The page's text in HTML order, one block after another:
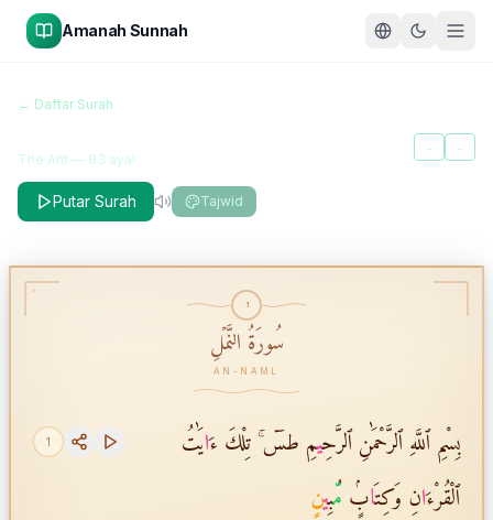
Amanah Sunnah
← Daftar Surah
The Ant — 93 ayat
← →
Putar Surah Tajwid
1
سُورَةُ النَّمۡلِ
AN-NAML
بِسْمِ ٱللَّهِ ٱلرَّحْمَٰنِ ٱلرَّحِيمِ طسٓ ۚ تِلْكَ ءَايَٰتُ
ٱلْقُرْءَانِ وَكِتَابٍۢ مُّبِينٍ
1